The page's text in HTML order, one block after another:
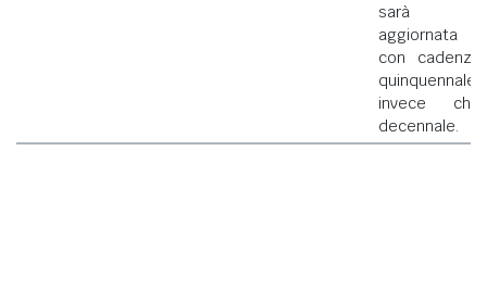
sarà
aggiornata
con cadenza
quinquennale
invece che
decennale.